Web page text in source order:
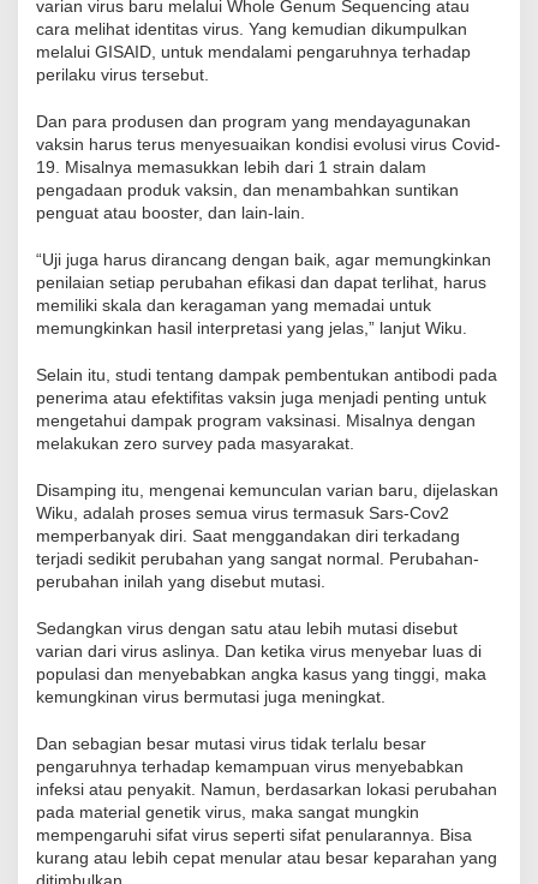
varian virus baru melalui Whole Genum Sequencing atau
cara melihat identitas virus. Yang kemudian dikumpulkan
melalui GISAID, untuk mendalami pengaruhnya terhadap
perilaku virus tersebut.
Dan para produsen dan program yang mendayagunakan
vaksin harus terus menyesuaikan kondisi evolusi virus Covid-
19. Misalnya memasukkan lebih dari 1 strain dalam
pengadaan produk vaksin, dan menambahkan suntikan
penguat atau booster, dan lain-lain.
“Uji juga harus dirancang dengan baik, agar memungkinkan
penilaian setiap perubahan efikasi dan dapat terlihat, harus
memiliki skala dan keragaman yang memadai untuk
memungkinkan hasil interpretasi yang jelas,” lanjut Wiku.
Selain itu, studi tentang dampak pembentukan antibodi pada
penerima atau efektifitas vaksin juga menjadi penting untuk
mengetahui dampak program vaksinasi. Misalnya dengan
melakukan zero survey pada masyarakat.
Disamping itu, mengenai kemunculan varian baru, dijelaskan
Wiku, adalah proses semua virus termasuk Sars-Cov2
memperbanyak diri. Saat menggandakan diri terkadang
terjadi sedikit perubahan yang sangat normal. Perubahan-
perubahan inilah yang disebut mutasi.
Sedangkan virus dengan satu atau lebih mutasi disebut
varian dari virus aslinya. Dan ketika virus menyebar luas di
populasi dan menyebabkan angka kasus yang tinggi, maka
kemungkinan virus bermutasi juga meningkat.
Dan sebagian besar mutasi virus tidak terlalu besar
pengaruhnya terhadap kemampuan virus menyebabkan
infeksi atau penyakit. Namun, berdasarkan lokasi perubahan
pada material genetik virus, maka sangat mungkin
mempengaruhi sifat virus seperti sifat penularannya. Bisa
kurang atau lebih cepat menular atau besar keparahan yang
ditimbulkan.